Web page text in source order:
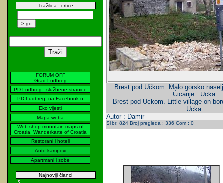
Tražilica - crtice
FORUM OFF
Grad Ludbreg
PD Ludbreg - službene stranice
PD Ludbreg- na Facebook-u
Eko vijesti
Mapa weba
Web shop mountain maps of
Croatia, Wanderkarte of Croatia
Restorani i hoteli
Auto kampovi
Apartmani i sobe
Najnoviji članci
Brest pod Učkom. Malo gorsko
Ćićarije . Učka .
Brest pod Uckom. Little village on
Ucka .
Autor : Damir
Sl.br: 824 Broj pregleda : 336 Com : 0